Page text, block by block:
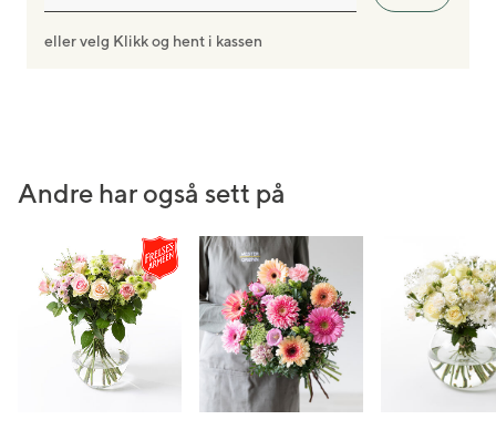
eller velg Klikk og hent i kassen
Andre har også sett på